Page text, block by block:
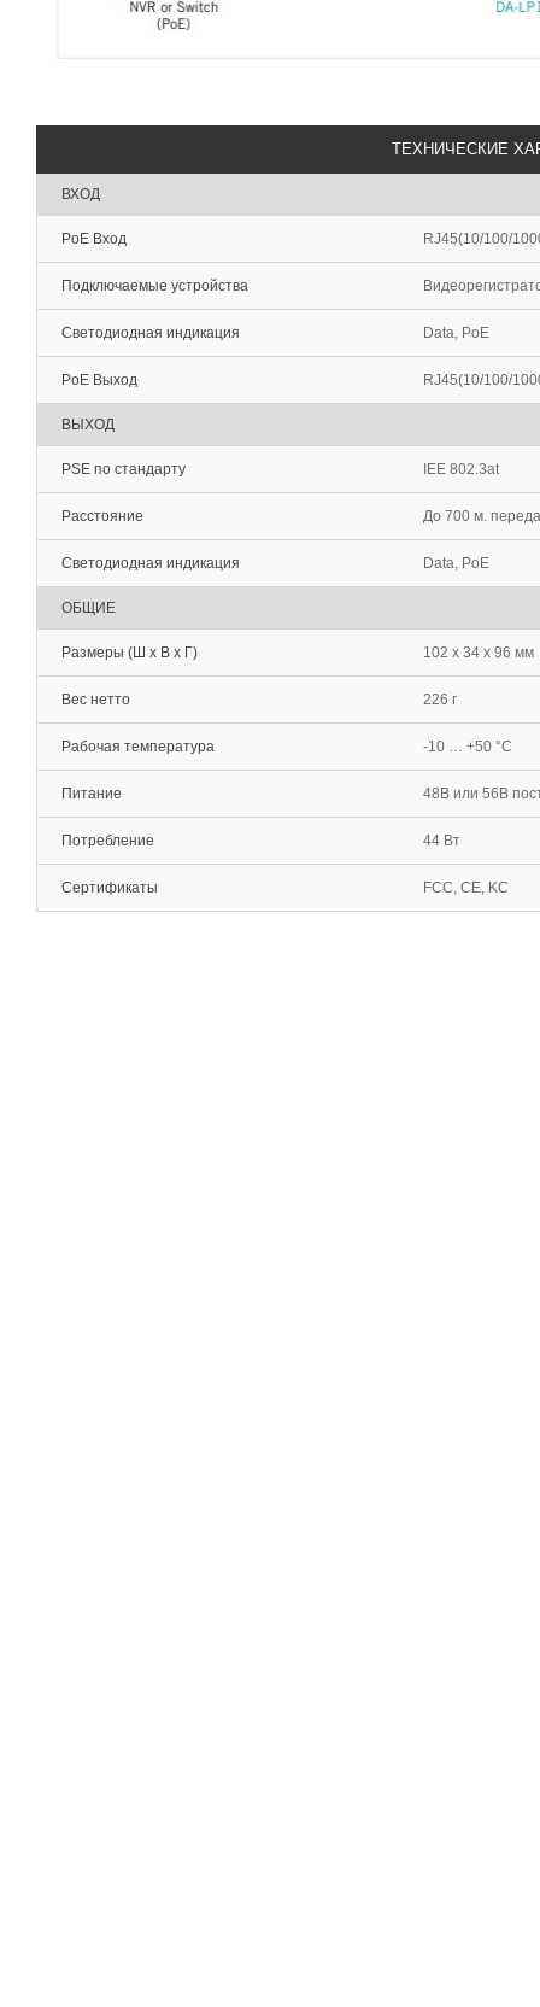
ТЕХНИЧЕСКИЕ
ВХОД
PoE Вход RJ45(10/100/
Подключаемые устройства
Светодиодная индикация Data, PoE
PoE Выход RJ45(10/100/
ВЫХОД
PSE по стандарту IEE 802.3at
Расстояние До 700 м.
Светодиодная индикация Data, PoE
ОБЩИЕ
Размеры (Ш x В x Г) 102 x 34 x 96 мм
Вес нетто 226 г
Рабочая температура -10 … +50 °C
Питание 48В или 56В
Потребление 44 Вт
Сертификаты FCC, CE, KC